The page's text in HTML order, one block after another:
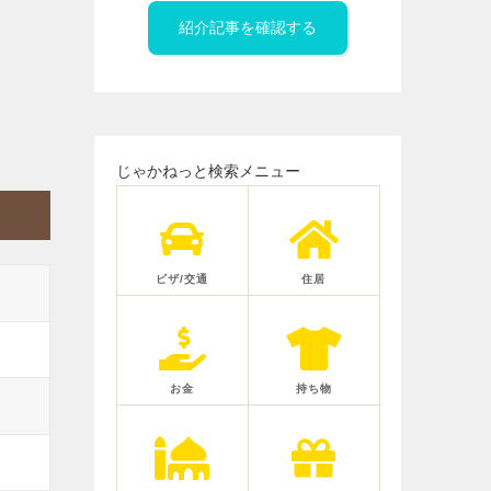
紹介記事を確認する
じゃかねっと検索メニュー
ビザ/交通 住居
お金 持ち物